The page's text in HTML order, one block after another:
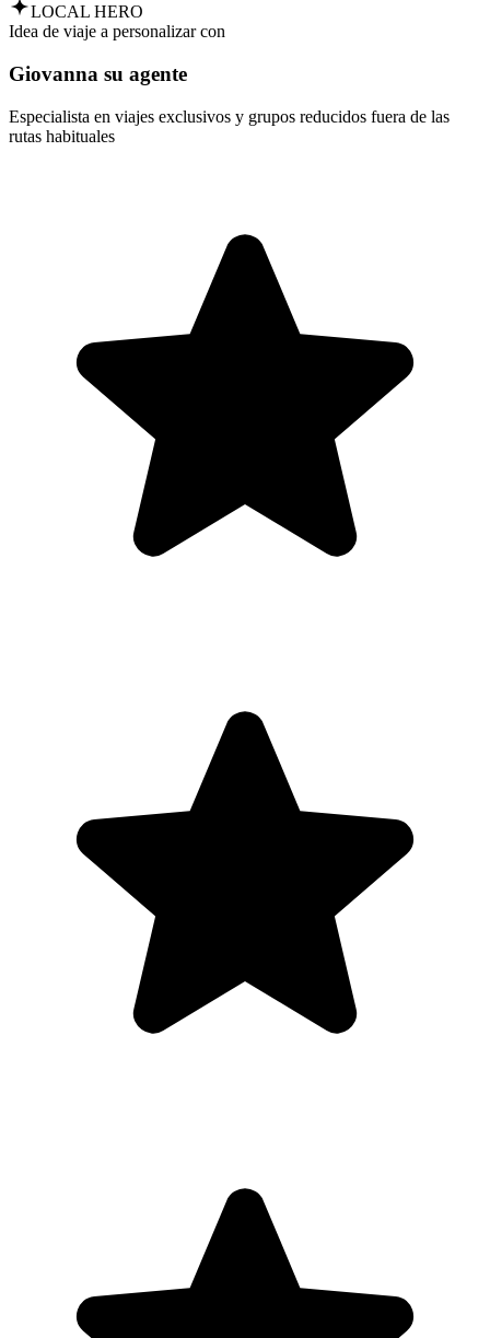
LOCAL HERO
Idea de viaje a personalizar con
Giovanna su agente
Especialista en viajes exclusivos y grupos reducidos fuera de las
rutas habituales